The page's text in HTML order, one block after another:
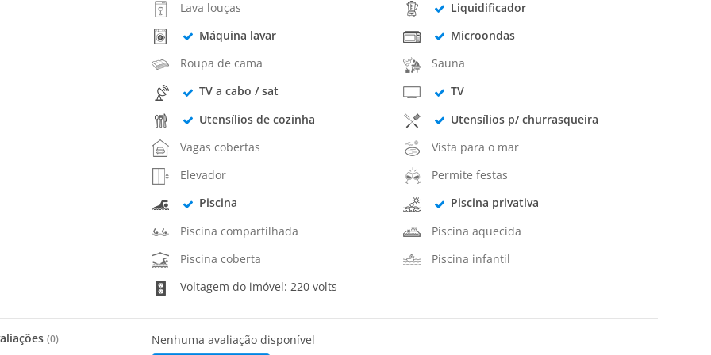
Lava louças
Liquidificador
Máquina lavar
Microondas
Roupa de cama
Sauna
TV a cabo / sat
TV
Utensílios de cozinha
Utensílios p/ churrasqueira
Vagas cobertas
Vista para o mar
Elevador
Permite festas
Piscina
Piscina privativa
Piscina compartilhada
Piscina aquecida
Piscina coberta
Piscina infantil
Voltagem do imóvel: 220 volts
(0) Nenhuma avaliação disponível